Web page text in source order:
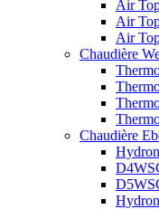
Air
Air
Air
Chaudière
Chaudière